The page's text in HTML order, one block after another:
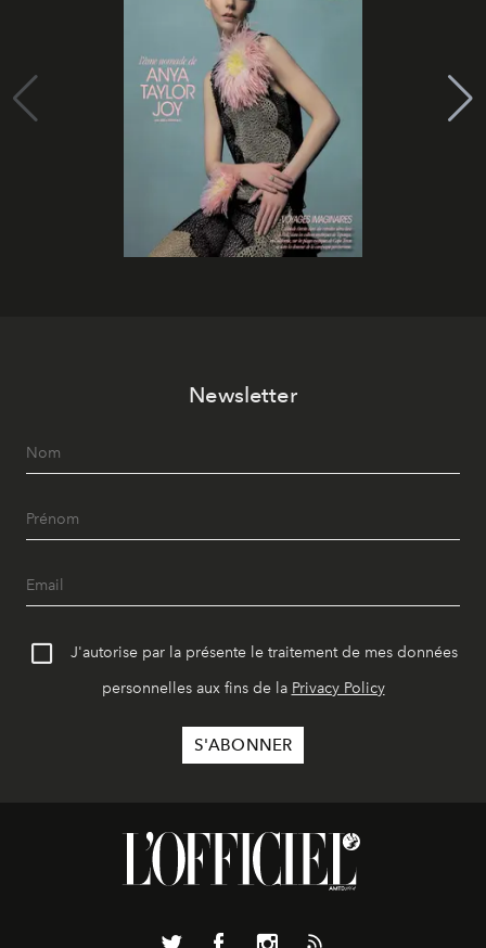
Newsletter
J'autorise par la présente le traitement de mes données
personnelles aux fins de la Privacy Policy